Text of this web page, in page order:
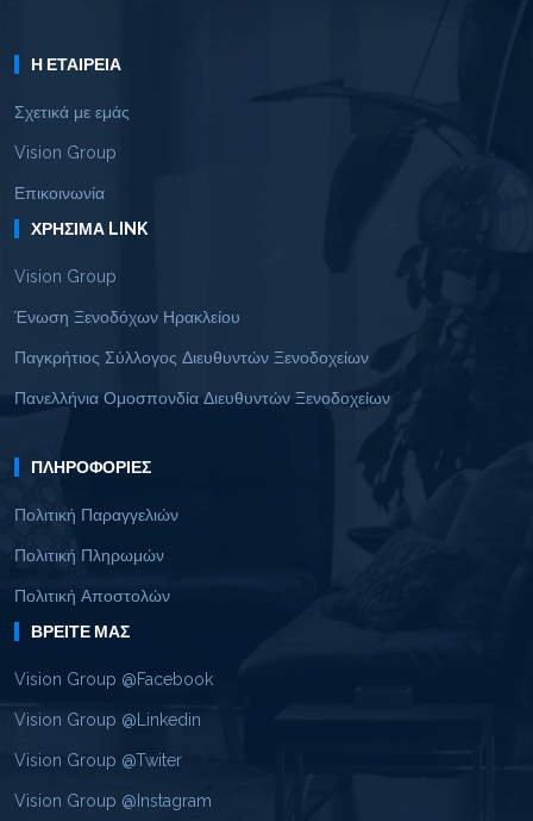
Η ΕΤΑΙΡΕΊΑ
Σχετικά με εμάς
Vision Group
Επικοινωνία
ΧΡΉΣΙΜΑ LINK
Vision Group
Ένωση Ξενοδόχων Ηρακλείου
Παγκρήτιος Σύλλογος Διευθυντών Ξενοδοχείων
Πανελλήνια Ομοσπονδία Διευθυντών Ξενοδοχείων
ΠΛΗΡΟΦΟΡΊΕΣ
Πολιτική Παραγγελιών
Πολιτική Πληρωμών
Πολιτική Αποστολών
ΒΡΕΊΤΕ ΜΑΣ
Vision Group @Facebook
Vision Group @Linkedin
Vision Group @Twiter
Vision Group @Instagram